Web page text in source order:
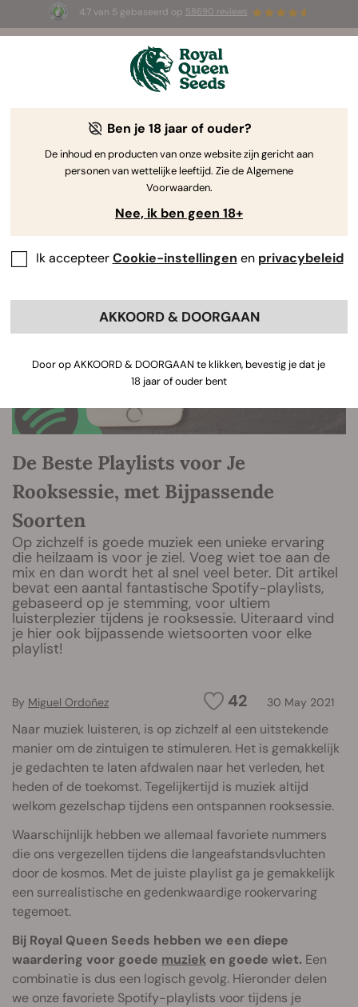
4.7 van 5 gebaseerd op 58690 reviews
☀️ Summer Sales: tot wel 50% korting
op geselecteerde producten! ⏤
The RQS Blog
Cannabis Lifestyle Blogs
De Beste Playlists voor Je
Rooksessie, met Bijpassende
Soorten
Op zichzelf is goede muziek een unieke ervaring
die heilzaam is voor je ziel. Voeg wiet toe aan de
mix en dan wordt het al snel veel beter. Dit artikel
bevat een aantal fantastische Spotify-playlists,
gebaseerd op je stemming, voor ultiem
luisterplezier tijdens je rooksessie. Uiteraard vind
je hier ook bijpassende wietsoorten voor elke
playlist!
42 30 May 2021
By Miguel Ordoñez
Naar muziek luisteren, is op zichzelf al een uitstekende
manier om de zintuigen te stimuleren. Het is gemakkelijk
je gedachten te laten afdwalen naar het verleden, het
heden of de toekomst. Tegelijkertijd is muziek altijd
welkom gezelschap tijdens een ontspannen rooksessie.
Waarschijnlijk hebben we allemaal favoriete nummers
die ons vergezellen tijdens die langeafstandsvluchten
door de kosmos. Met de juiste playlist ga je gemakkelijk
een surrealistische en gedenkwaardige rookervaring
tegemoet.
Bij Royal Queen Seeds hebben we een diepe
waardering voor goede muziek en goede wiet. Een
combinatie is dus een logisch gevolg. Hieronder delen
we onze favoriete Spotify-playlists voor tijdens je
Ben je 18 jaar of ouder?
De inhoud en producten van onze website zijn gericht aan
personen van wettelijke leeftijd. Zie de Algemene
Voorwaarden.
Nee, ik ben geen 18+
Ik accepteerCookie-instellingen en privacybeleid
AKKOORD & DOORGAAN
Door op AKKOORD & DOORGAAN te klikken, bevestig je dat je
18 jaar of ouder bent